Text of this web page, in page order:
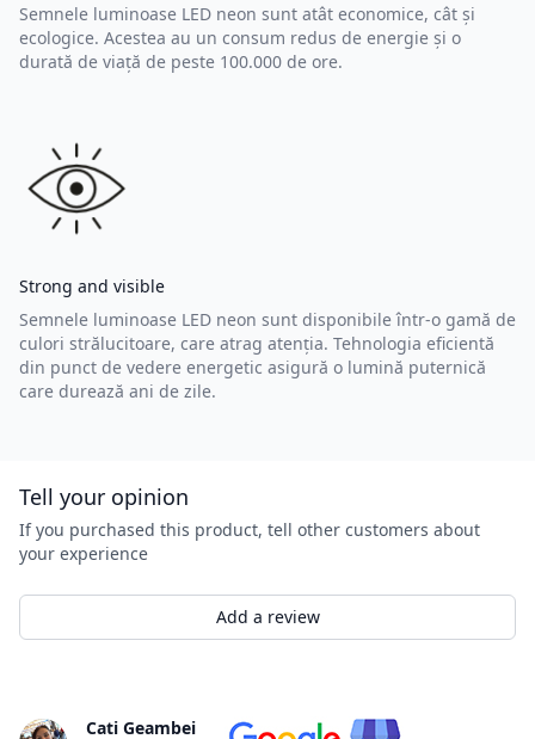
Semnele luminoase LED neon sunt atât economice, cât și
ecologice. Acestea au un consum redus de energie și o
durată de viață de peste 100.000 de ore.
Strong and visible
Semnele luminoase LED neon sunt disponibile într-o gamă de
culori strălucitoare, care atrag atenția. Tehnologia eficientă
din punct de vedere energetic asigură o lumină puternică
care durează ani de zile.
Tell your opinion
If you purchased this product, tell other customers about
your experience
Add a review
RewiewsCati Geambei